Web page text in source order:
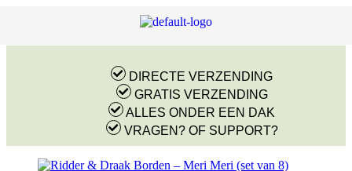
DIRECTE VERZENDING
GRATIS VERZENDING
ALLES ONDER EEN DAK
VRAGEN? OF SUPPORT?